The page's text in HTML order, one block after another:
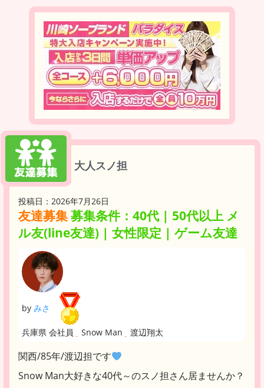
大人スノ担
投稿日：2026年7月26日
友達募集募集条件：40代 | 50代以上 メ
ル友(line友達) | 女性限定 | ゲーム友達
by みさ
兵庫県 会社員 Snow Man 渡辺翔太
関西/85年/渡辺担です
Snow Man大好きな40代～のスノ担さん居ませんか？